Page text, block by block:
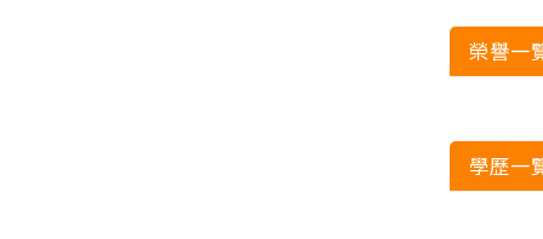
榮譽一
學歷一